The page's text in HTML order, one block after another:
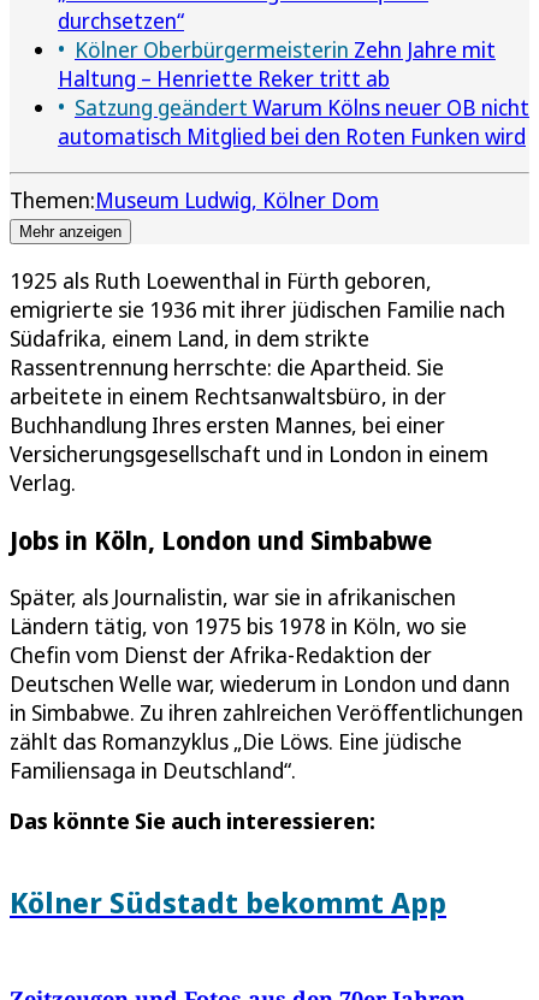
durchsetzen“
Kölner Oberbürgermeisterin Zehn Jahre mit
Haltung – Henriette Reker tritt ab
Satzung geändert Warum Kölns neuer OB nicht
automatisch Mitglied bei den Roten Funken wird
Themen:Museum Ludwig Kölner Dom
Mehr anzeigen
1925 als Ruth Loewenthal in Fürth geboren,
emigrierte sie 1936 mit ihrer jüdischen Familie nach
Südafrika, einem Land, in dem strikte
Rassentrennung herrschte: die Apartheid. Sie
arbeitete in einem Rechtsanwaltsbüro, in der
Buchhandlung Ihres ersten Mannes, bei einer
Versicherungsgesellschaft und in London in einem
Verlag.
Jobs in Köln, London und Simbabwe
Später, als Journalistin, war sie in afrikanischen
Ländern tätig, von 1975 bis 1978 in Köln, wo sie
Chefin vom Dienst der Afrika-Redaktion der
Deutschen Welle war, wiederum in London und dann
in Simbabwe. Zu ihren zahlreichen Veröffentlichungen
zählt das Romanzyklus „Die Löws. Eine jüdische
Familiensaga in Deutschland“.
Das könnte Sie auch interessieren:
Kölner Südstadt bekommt App